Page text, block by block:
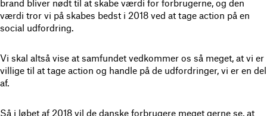
brand bliver nødt til at skabe værdi for forbrugerne, og den
værdi tror vi på skabes bedst i 2018 ved at tage action på en
social udfordring.
Vi skal altså vise at samfundet vedkommer os så meget, at vi er
villige til at tage action og handle på de udfordringer, vi er en del
af.
Så i løbet af 2018 vil de danske forbrugere meget gerne se, at